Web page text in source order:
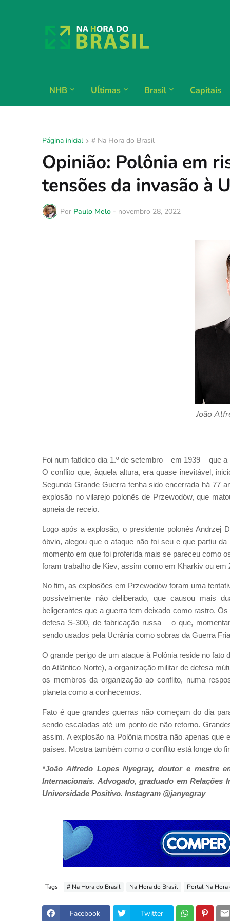
NHB Uĺtimas Brasil Capitais
Página inicial # Na Hora do Brasil
Opinião: Polônia em
tensões da invasão à
Por Paulo Melo - novembro 28, 2022
João
Foi num fatídico dia 1.º de setembro – em 1939 – que
O conflito que, àquela altura, era quase inevitável,
Segunda Grande Guerra tenha sido encerrada há 77
explosão no vilarejo polonês de Przewodów, que
apneia de receio.
Logo após a explosão, o presidente polonês
óbvio, alegou que o ataque não foi seu e que partiu
momento em que foi proferida mais se pareceu como
foram trabalho de Kiev, assim como em Kharkiv ou
No fim, as explosões em Przewodów foram uma
possivelmente não deliberado, que causou mais
beligerantes que a guerra tem deixado como rastro.
defesa S-300, de fabricação russa – o que,
sendo usados pela Ucrânia como sobras da Guerra
O grande perigo de um ataque à Polônia reside no
do Atlântico Norte), a organização militar de defesa
os membros da organização ao conflito, numa
planeta como a conhecemos.
Fato é que grandes guerras não começam do dia
sendo escaladas até um ponto de não retorno.
assim. A explosão na Polônia mostra não apenas
países. Mostra também como o conflito está longe do
*João Alfredo Lopes Nyegray, doutor e mestre
Internacionais. Advogado, graduado em
Universidade Positivo. Instagram @janyegray
Tags # Na Hora do Brasil Na Hora do Brasil Portal Na
Facebook Twitter